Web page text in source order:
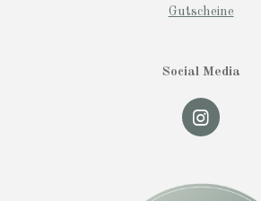
Gutscheine
Social Media
I
n
a